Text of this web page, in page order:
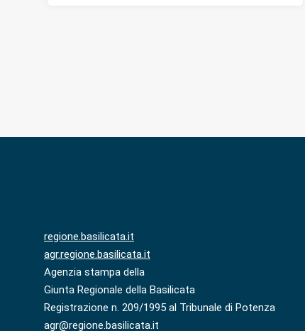
regione.basilicata.it
agr.regione.basilicata.it
Agenzia stampa della
Giunta Regionale della Basilicata
Registrazione n. 209/1995 al Tribunale di Potenza
agr@regione.basilicata.it